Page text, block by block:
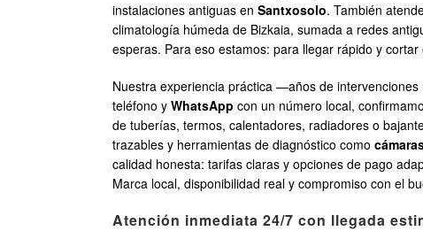
instalaciones antiguas en Santxosolo. También
climatología húmeda de Bizkaia, sumada a redes
esperas. Para eso estamos: para llegar rápido y
Nuestra experiencia práctica —años de
teléfono y WhatsApp con un número local,
de tuberías, termos, calentadores, radiadores o
trazables y herramientas de diagnóstico como
calidad honesta: tarifas claras y opciones de pago
Marca local, disponibilidad real y compromiso con el
Atención inmediata 24/7 con llegada